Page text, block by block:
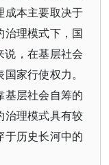
成本主要取决于
治理模式下，国
，在基层社会
家行使权力。
基层社会自筹的
治理模式具有较
于历史长河中的